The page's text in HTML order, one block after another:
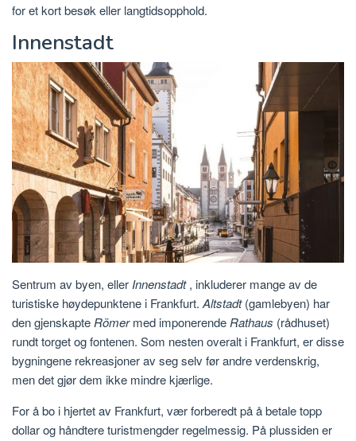
for et kort besøk eller langtidsopphold.
Innenstadt
Sentrum av byen, eller Innenstadt, inkluderer mange av de
turistiske høydepunktene i Frankfurt. Altstadt(gamlebyen) har
den gjenskapte Römermed imponerende Rathaus (rådhuset)
rundt torget og fontenen. Som nesten overalt i Frankfurt, er disse
bygningene rekreasjoner av seg selv før andre verdenskrig,
men det gjør dem ikke mindre kjærlige.
For å bo i hjertet av Frankfurt, vær forberedt på å betale topp
dollar og håndtere turistmengder regelmessig. På plussiden er